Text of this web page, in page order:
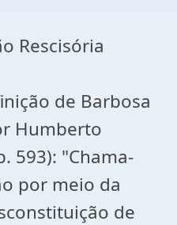
Rescisória
de Barbosa
Humberto
593): "Chama-
por meio da
de